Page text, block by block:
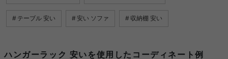
テーブル 安い 安い ソファ 収納棚 安い
ハンガーラック 安いを使用したコーディネート例